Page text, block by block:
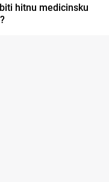
hitnu medicinsku